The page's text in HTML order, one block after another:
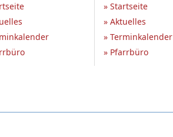
» Startseite
» Aktuelles
» Terminkalender
» Pfarrbüro